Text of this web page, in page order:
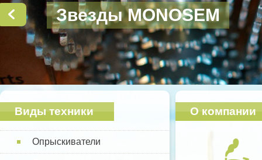
Звезды MONOSEM
Виды техники
Опрыскиватели
О компании